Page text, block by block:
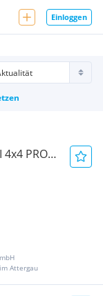
Einloggen
PRO
Attergau